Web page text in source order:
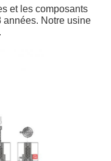
et les composants
années. Notre usine